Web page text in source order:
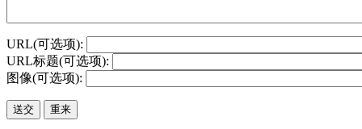
URL(可选项):
URL标题(可选项):
图像(可选项):